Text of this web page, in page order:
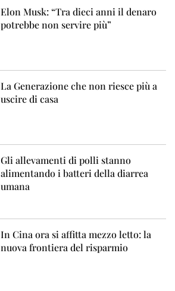
Elon Musk: “Tra dieci anni il denaro
potrebbe non servire più”
La Generazione che non riesce più a
uscire di casa
Gli allevamenti di polli stanno
alimentando i batteri della diarrea
umana
In Cina ora si affitta mezzo letto: la
nuova frontiera del risparmio